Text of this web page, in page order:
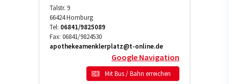
Talstr. 9
66424Homburg
Tel: 06841/9825089
Fax: 06841/9824530
apothekeamenklerplatz@t-online.de
Google Navigation
Mit Bus / Bahn erreichen